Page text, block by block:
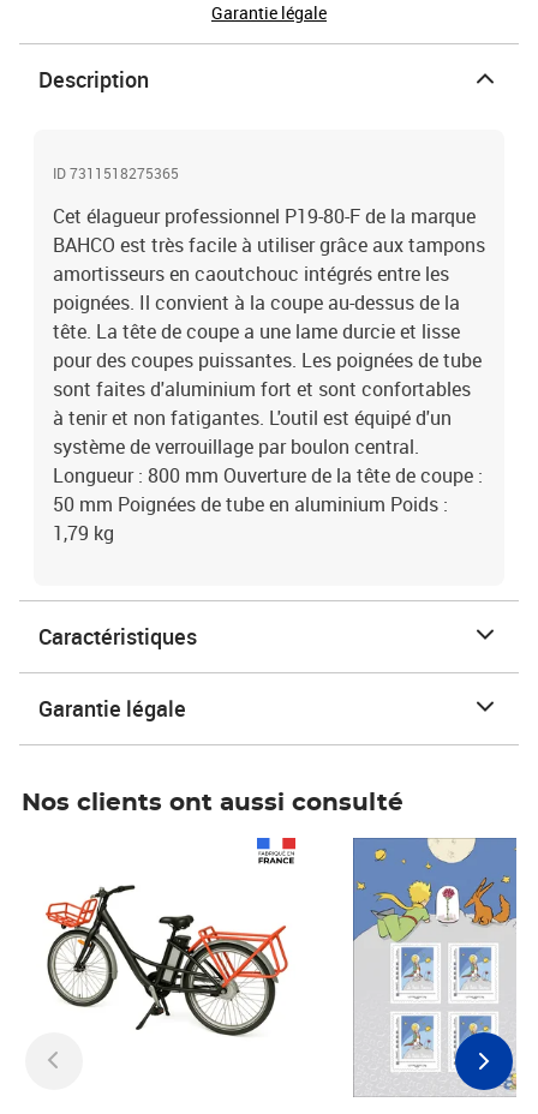
Garantie légale
Description
ID 7311518275365
Cet élagueur professionnel P19-80-F de la marque
BAHCO est très facile à utiliser grâce aux tampons
amortisseurs en caoutchouc intégrés entre les
poignées. Il convient à la coupe au-dessus de la
tête. La tête de coupe a une lame durcie et lisse
pour des coupes puissantes. Les poignées de tube
sont faites d'aluminium fort et sont confortables
à tenir et non fatigantes. L'outil est équipé d'un
système de verrouillage par boulon central.
Longueur : 800 mm Ouverture de la tête de coupe :
50 mm Poignées de tube en aluminium Poids :
1,79 kg
Caractéristiques
Garantie légale
Nos clients ont aussi consulté
Prix 6,25€ HT